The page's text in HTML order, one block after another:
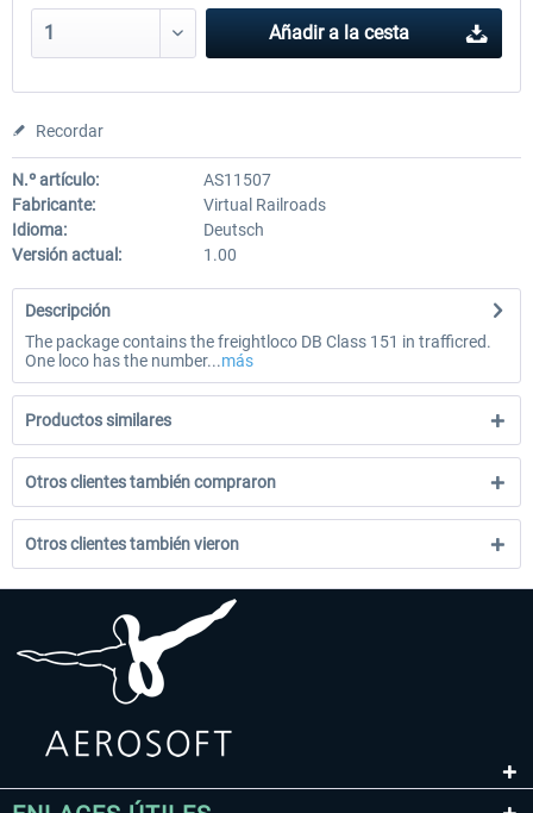
Añadir a la cesta
Recordar
N.º artículo:
AS11507
Fabricante:
Virtual Railroads
Idioma:
Deutsch
Versión actual:
1.00
Descripción
The package contains the freightloco DB Class 151 in trafficred.
One loco has the number...más
Productos similares
Otros clientes también compraron
Otros clientes también vieron